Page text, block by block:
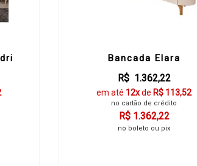
Bancada Elara
R$ 1.362,22
em até 12xde R$ 113,52
no cartão de crédito
R$ 1.362,22
no boleto ou pix